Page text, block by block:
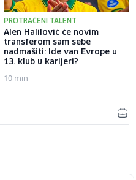
PROTRAĆENI TALENT
Alen Halilović će novim
transferom sam sebe
nadmašiti: Ide van Evrope u
13. klub u karijeri?
10 min